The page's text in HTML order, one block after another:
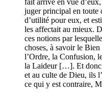
juger principal en toute
d’utilité pour eux, et
les affectait au mieux.
ces notions par
choses, à savoir le Bien
l’Ordre, la Confusion,
la Laideur […]. Et donc
et au culte de Dieu, ils
ce qui y est contraire,